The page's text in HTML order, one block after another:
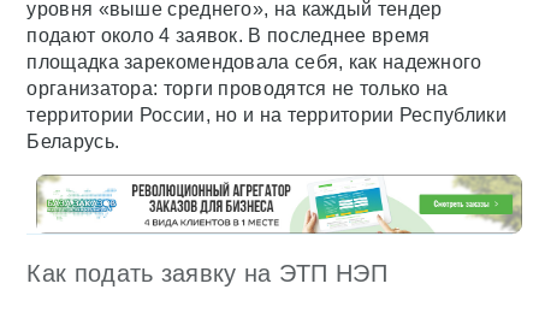
уровня «выше среднего», на каждый тендер
подают около 4 заявок. В последнее время
площадка зарекомендовала себя, как надежного
организатора: торги проводятся не только на
территории России, но и на территории Республики
Беларусь.
Как подать заявку на ЭТП НЭП